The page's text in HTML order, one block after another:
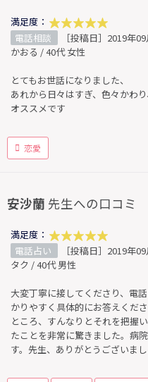
満足度：
電話相談
［投稿日］2019年
かおる / 40代 女性
とてもお世話になりました、
あれから日々はすぎ、色々かわ
オススメです
恋愛
安沙蘭 先生への口コミ
満足度：
電話占い
［投稿日］2019年
タク / 40代 男性
大変丁寧に接してくださり、電
かりやすく具体的にお答えくだ
ところ、すんなりとそれを把握
たことを非常に驚きました。病
す。先生、ありがとうございまし